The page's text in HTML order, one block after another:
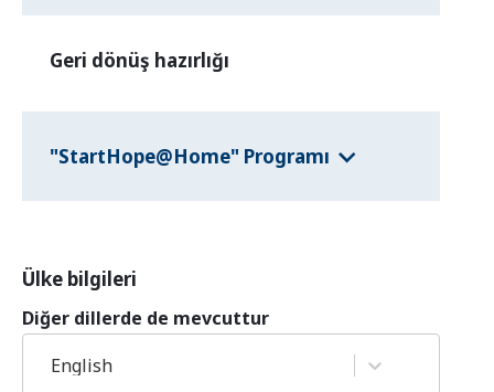
Geri dönüş hazırlığı
"StartHope@Home" Programı
Ülke bilgileri
Diğer dillerde de mevcuttur
English